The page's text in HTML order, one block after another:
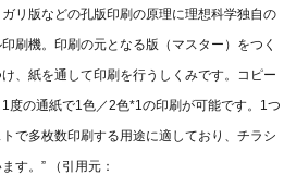
リ版などの孔版印刷の原理に理想科学独自の
刷機。印刷の元となる版（マスター）をつく
、紙を通して印刷を行うしくみです。コピー
度の通紙で1色／2色*1の印刷が可能です。1つ
で多枚数印刷する用途に適しており、チラシ
す。” （引用元：